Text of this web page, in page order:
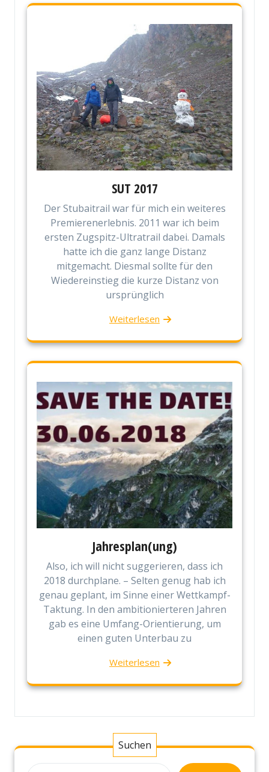
SUT 2017
Der Stubaitrail war für mich ein weiteres
Premierenerlebnis. 2011 war ich beim
ersten Zugspitz-Ultratrail dabei. Damals
hatte ich die ganz lange Distanz
mitgemacht. Diesmal sollte für den
Wiedereinstieg die kurze Distanz von
ursprünglich
Weiterlesen
Jahresplan(ung)
Also, ich will nicht suggerieren, dass ich
2018 durchplane. – Selten genug hab ich
genau geplant, im Sinne einer Wettkampf-
Taktung. In den ambitionierteren Jahren
gab es eine Umfang-Orientierung, um
einen guten Unterbau zu
Weiterlesen
Suchen